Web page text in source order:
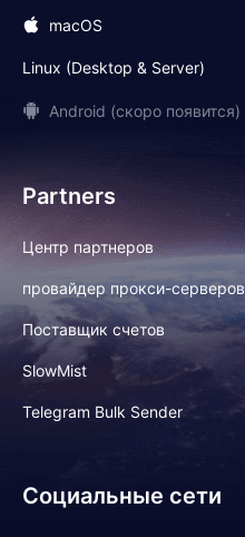
macOS
Linux (Desktop & Server)
Android (скоро появится)
Partners
Центр партнеров
провайдер прокси-серверов
Поставщик счетов
SlowMist
Telegram Bulk Sender
Социальные сети